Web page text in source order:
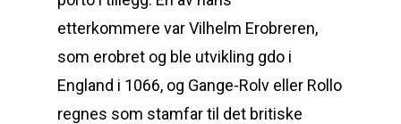
etterkommere var Vilhelm Erobreren,
som erobret og ble utvikling gdo i
England i 1066, og Gange-Rolv eller Rollo
regnes som stamfar til det britiske